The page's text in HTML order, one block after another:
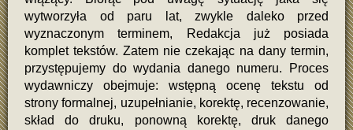
wytworzyła od paru lat, zwykle daleko przed
wyznaczonym terminem, Redakcja już posiada
komplet tekstów. Zatem nie czekając na dany termin,
przystępujemy do wydania danego numeru. Proces
wydawniczy obejmuje: wstępną ocenę tekstu od
strony formalnej, uzupełnianie, korektę, recenzowanie,
skład do druku, ponowną korektę, druk danego